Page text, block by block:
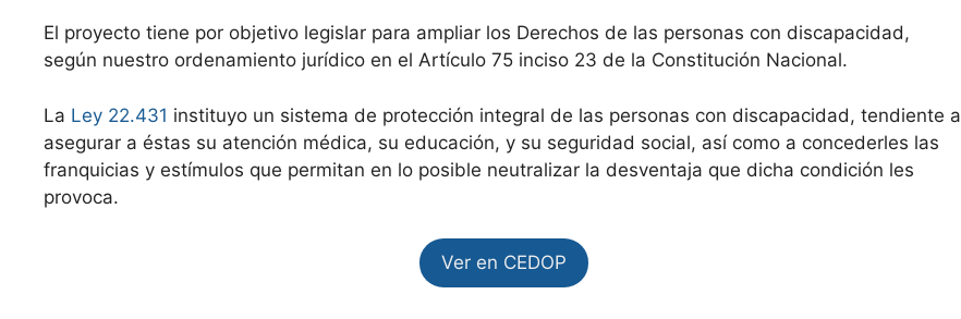
El proyecto tiene por objetivo legislar para ampliar los Derechos de las personas con discapacidad,
según nuestro ordenamiento jurídico en el Artículo 75 inciso 23 de la Constitución Nacional.
La Ley 22.431 instituyo un sistema de protección integral de las personas con discapacidad, tendiente a
asegurar a éstas su atención médica, su educación, y su seguridad social, así como a concederles las
franquicias y estímulos que permitan en lo posible neutralizar la desventaja que dicha condición les
provoca.
Ver en CEDOP